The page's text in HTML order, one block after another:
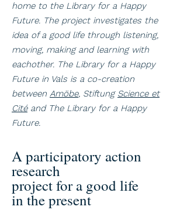
home to the Library for a Happy
Future. The project investigates the
idea of a good life through listening,
moving, making and learning with
eachother. The Library for a Happy
Future in Vals is a co-creation
between Amöbe, Stiftung Science et
Citéand The Library for a Happy
Future.
A participatory action
research
project for a good life
in the present